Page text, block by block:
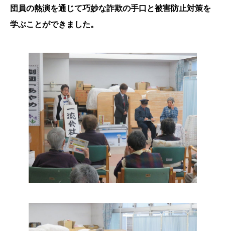
団員の熱演を通じて巧妙な詐欺の手口と被害防止対策を
学ぶことができました。